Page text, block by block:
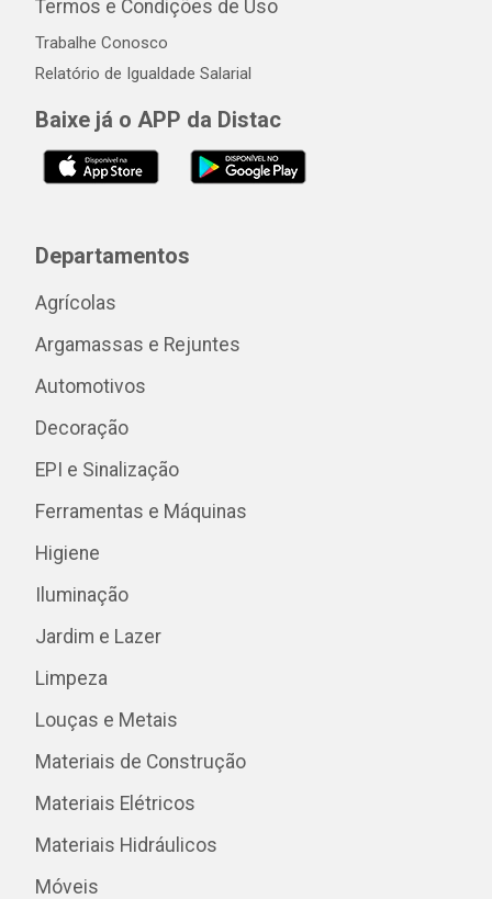
Termos e Condições de Uso
Trabalhe Conosco
Relatório de Igualdade Salarial
Baixe já o APP da Distac
Departamentos
Agrícolas
Argamassas e Rejuntes
Automotivos
Decoração
EPI e Sinalização
Ferramentas e Máquinas
Higiene
Iluminação
Jardim e Lazer
Limpeza
Louças e Metais
Materiais de Construção
Materiais Elétricos
Materiais Hidráulicos
Móveis